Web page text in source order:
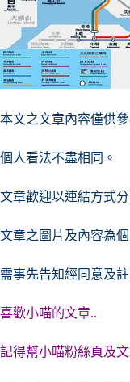
本文之文章內容僅供參
個人看法不盡相同。
文章歡迎以連結方式
文章之圖片及內容為
需事先告知經同意及註
喜歡小喵的文章..
記得幫小喵粉絲頁及